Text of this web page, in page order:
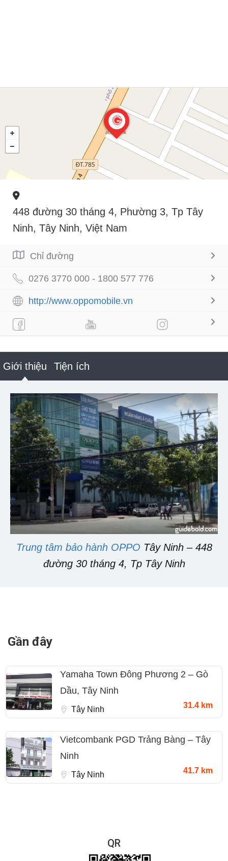
448 đường 30 tháng 4, Phường 3, Tp Tây
Ninh, Tây Ninh, Việt Nam
Chỉ đường
0276 3770 000 - 1800 577 776
http://www.oppomobile.vn
Giới thiệu Tiện ích
Trung tâm bảo hành OPPO Tây Ninh – 448
đường 30 tháng 4, Tp Tây Ninh
Gần đây
Yamaha Town Đông Phương 2 – Gò
Dầu, Tây Ninh
Tây Ninh 31.4 km
Vietcombank PGD Trảng Bàng – Tây
Ninh
Tây Ninh 41.7 km
QR